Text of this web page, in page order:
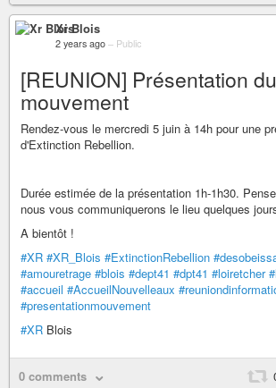
Xr Blois
2 years ago – Public
[REUNION] Présentation du
mouvement
Rendez-vous le mercredi 5 juin à 14h pour une
d'Extinction Rebellion.
Durée estimée de la présentation 1h-1h30.
nous vous communiquerons le lieu quelques
A bientôt !
#XR #XR_Blois #ExtinctionRebellion
#amouretrage #blois #dept41 #dpt41 #loiretcher
#accueil #AccueilNouvelleaux
#presentationmouvement
#XR Blois
0 comments